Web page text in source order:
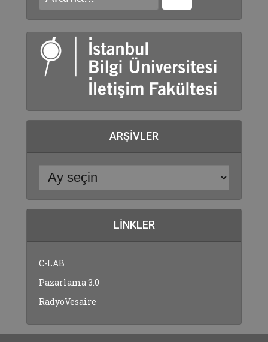
ARŞIVLER
LINKLER
C-LAB
Pazarlama 3.0
RadyoVesaire